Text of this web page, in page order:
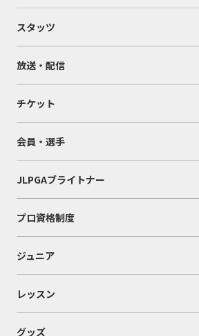
スタッツ
放送・配信
チケット
会員・選手
JLPGAブライトナー
プロ資格制度
ジュニア
レッスン
グッズ